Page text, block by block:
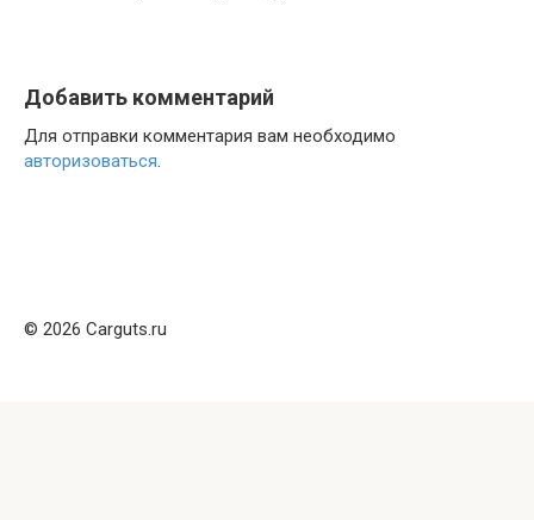
Добавить комментарий
Для отправки комментария вам необходимо
авторизоваться
© 2026 Carguts.ru